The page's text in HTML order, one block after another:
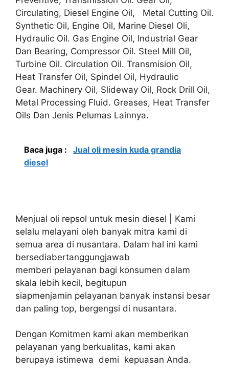
Circulating, Diesel Engine Oil, Metal Cutting Oil.
Synthetic Oil, Engine Oil, Marine Diesel Oli,
Hydraulic Oil. Gas Engine Oil, Industrial Gear
Dan Bearing, Compressor Oil. Steel Mill Oil,
Turbine Oil. Circulation Oil. Transmision Oil,
Heat Transfer Oil, Spindel Oil, Hydraulic
Gear. Machinery Oil, Slideway Oil, Rock Drill Oil,
Metal Processing Fluid. Greases, Heat Transfer
Oils Dan Jenis Pelumas Lainnya.
Baca juga :
Jual oli mesin kuda grandia
diesel
Menjual oli repsol untuk mesin diesel | Kami
selalu melayani oleh banyak mitra kami di
semua area di nusantara. Dalam hal ini kami
bersediabertanggungjawab
memberi pelayanan bagi konsumen dalam
skala lebih kecil, begitupun
siapmenjamin pelayanan banyak instansi besar
dan paling top, bergengsi di nusantara.
Dengan Komitmen kami akan memberikan
pelayanan yang berkualitas, kami akan
berupaya istimewa demi kepuasan Anda.